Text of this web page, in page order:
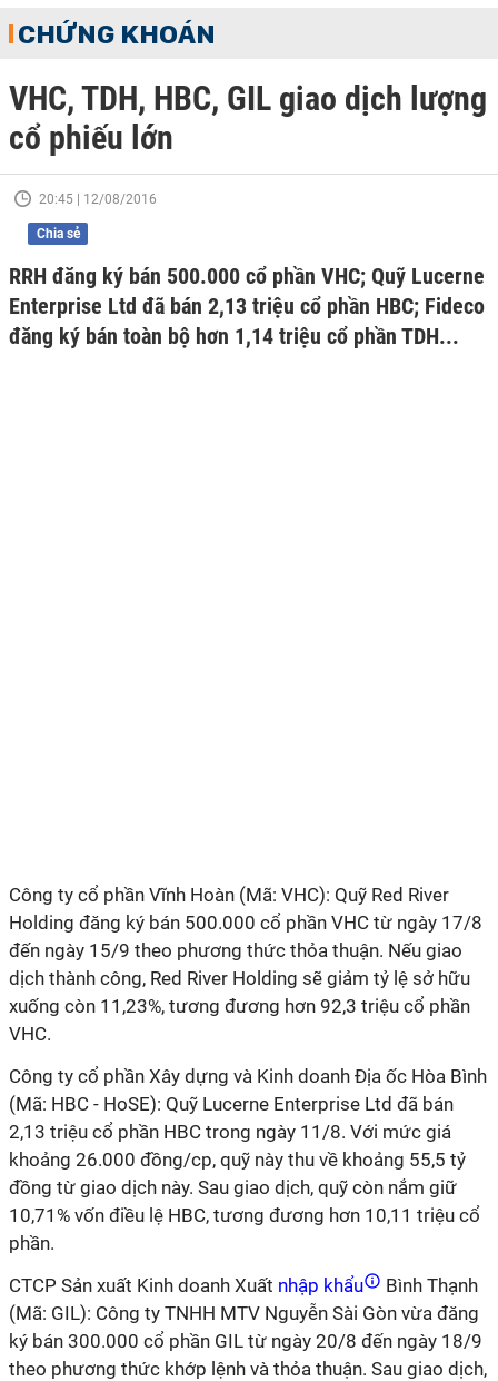
CHỨNG KHOÁN
VHC, TDH, HBC, GIL giao dịch lượng
cổ phiếu lớn
20:45 | 12/08/2016
Chia sẻ
RRH đăng ký bán 500.000 cổ phần VHC; Quỹ Lucerne
Enterprise Ltd đã bán 2,13 triệu cổ phần HBC; Fideco
đăng ký bán toàn bộ hơn 1,14 triệu cổ phần TDH...
Công ty cổ phần Vĩnh Hoàn (Mã: VHC): Quỹ Red River
Holding đăng ký bán 500.000 cổ phần VHC từ ngày 17/8
đến ngày 15/9 theo phương thức thỏa thuận. Nếu giao
dịch thành công, Red River Holding sẽ giảm tỷ lệ sở hữu
xuống còn 11,23%, tương đương hơn 92,3 triệu cổ phần
VHC.
Công ty cổ phần Xây dựng và Kinh doanh Địa ốc Hòa Bình
(Mã: HBC - HoSE): Quỹ Lucerne Enterprise Ltd đã bán
2,13 triệu cổ phần HBC trong ngày 11/8. Với mức giá
khoảng 26.000 đồng/cp, quỹ này thu về khoảng 55,5 tỷ
đồng từ giao dịch này. Sau giao dịch, quỹ còn nắm giữ
10,71% vốn điều lệ HBC, tương đương hơn 10,11 triệu cổ
phần.
CTCP Sản xuất Kinh doanh Xuất nhập khẩu
Bình Thạnh
(Mã: GIL): Công ty TNHH MTV Nguyễn Sài Gòn vừa đăng
ký bán 300.000 cổ phần GIL từ ngày 20/8 đến ngày 18/9
theo phương thức khớp lệnh và thỏa thuận. Sau giao dịch,